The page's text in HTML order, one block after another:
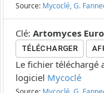
Source: Mycoclé, G.
Clé: Artomyces
TÉLÉCHARGER
Le fichier téléchargé
logiciel Mycoclé